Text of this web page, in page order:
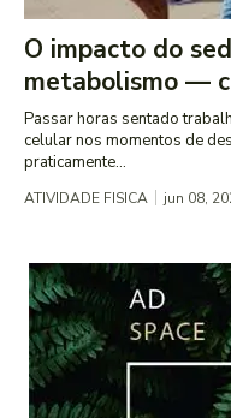
O impacto do
metabolismo —
Passar horas sentado
celular nos momentos de
praticamente...
ATIVIDADE FISICA jun 08,